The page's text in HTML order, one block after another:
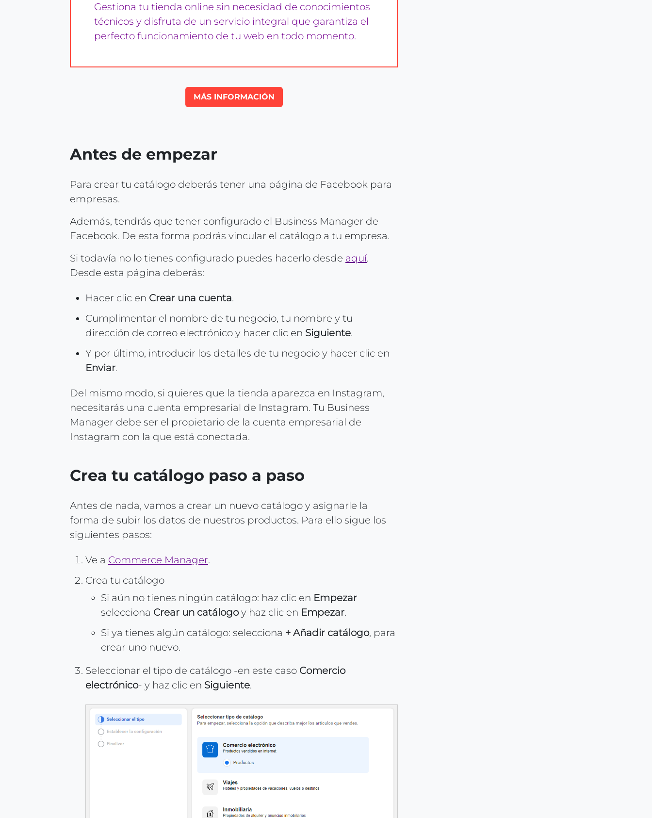
Gestiona tu tienda online sin necesidad de conocimientos
técnicos y disfruta de un servicio integral que garantiza el
perfecto funcionamiento de tu web en todo momento.
MÁS INFORMACIÓN
Antes de empezar
Para crear tu catálogo deberás tener una página de Facebook para
empresas.
Además, tendrás que tener configurado el Business Manager de
Facebook. De esta forma podrás vincular el catálogo a tu empresa.
Si todavía no lo tienes configurado puedes hacerlo desde aquí.
Desde esta página deberás:
Hacer clic en Crear una cuenta.
Cumplimentar el nombre de tu negocio, tu nombre y tu
dirección de correo electrónico y hacer clic en Siguiente.
Y por último, introducir los detalles de tu negocio y hacer clic en
Enviar.
Del mismo modo, si quieres que la tienda aparezca en Instagram,
necesitarás una cuenta empresarial de Instagram. Tu Business
Manager debe ser el propietario de la cuenta empresarial de
Instagram con la que está conectada.
Crea tu catálogo paso a paso
Antes de nada, vamos a crear un nuevo catálogo y asignarle la
forma de subir los datos de nuestros productos. Para ello sigue los
siguientes pasos:
Ve a Commerce Manager.
Crea tu catálogo
Si aún no tienes ningún catálogo: haz clic en Empezar
selecciona Crear un catálogoy haz clic en Empezar.
Si ya tienes algún catálogo: selecciona + Añadir catálogo, para
crear uno nuevo.
Seleccionar el tipo de catálogo -en este caso Comercio
electrónico- y haz clic en Siguiente.